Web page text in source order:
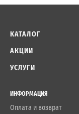
КАТАЛОГ
АКЦИИ
УСЛУГИ
ИНФОРМАЦИЯ
Оплата и возврат